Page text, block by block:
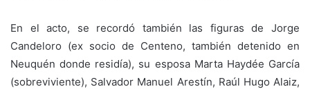
En el acto, se recordó también las figuras de Jorge
Candeloro (ex socio de Centeno, también detenido en
Neuquén donde residía), su esposa Marta Haydée García
(sobreviviente), Salvador Manuel Arestín, Raúl Hugo Alaiz,